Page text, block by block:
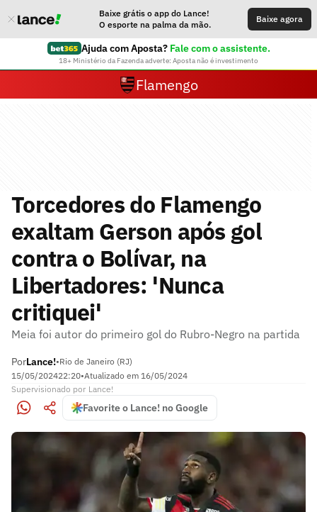
Baixe grátis o app do Lance!
O esporte na palma da mão.
Baixe agora
Ajuda com Aposta? Fale com o assistente.
18+ Ministério da Fazenda adverte: Aposta não é investimento
Flamengo
Torcedores do Flamengo
exaltam Gerson após gol
contra o Bolívar, na
Libertadores: 'Nunca
critiquei'
Meia foi autor do primeiro gol do Rubro-Negro na partida
PorLance!•Rio de Janeiro (RJ)
15/05/202422:20•Atualizado em 16/05/2024
Supervisionado por Lance!
Favorite o Lance! no Google